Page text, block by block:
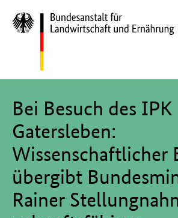
Zur
Bei Besuch des IPK
Gatersleben:
Wissenschaftlicher
übergibt
Rainer